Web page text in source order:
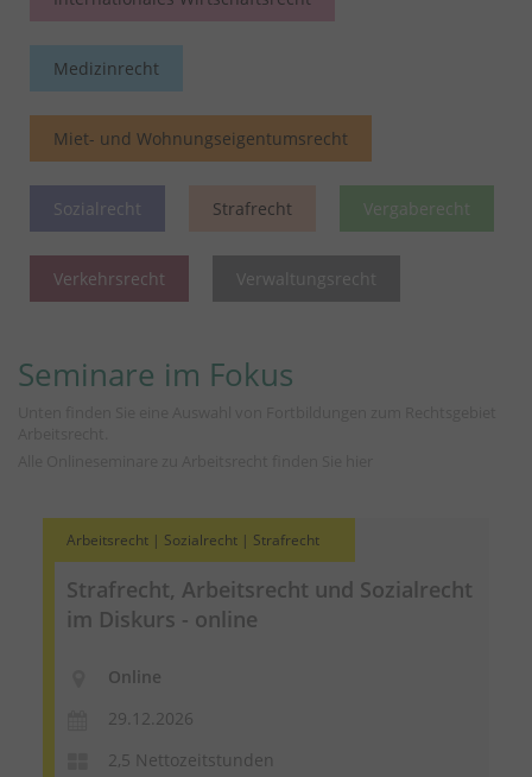
Medizinrecht
Miet- und Wohnungseigentumsrecht
Sozialrecht Strafrecht Vergaberecht
Verkehrsrecht Verwaltungsrecht
Seminare im Fokus
Arbeitsrecht | Sozialrecht | Strafrecht
Strafrecht, Arbeitsrecht und Sozialrecht
im Diskurs - online
Online
29.12.2026
2,5 Nettozeitstunden